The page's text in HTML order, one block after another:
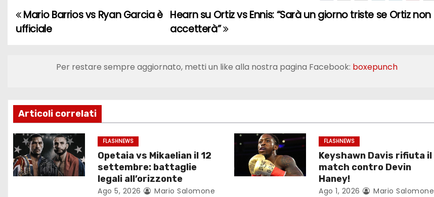
N
g
a
z
i
Hearn su Ortiz vs Ennis: “Sarà un giorno triste se Ortiz non
accetterà”
Mario Barrios vs Ryan Garcia è
ufficiale
Per restare sempre aggiornato, metti un like alla nostra pagina Facebook: boxepunch
Articoli correlati
FLASHNEWS
Opetaia vs Mikaelian il 12
settembre: battaglie
legali all’orizzonte
Ago 5, 2026 Mario Salomone
FLASHNEWS
Keyshawn Davis rifiuta il
match contro Devin
Haney!
Ago 1, 2026 Mario Salomone